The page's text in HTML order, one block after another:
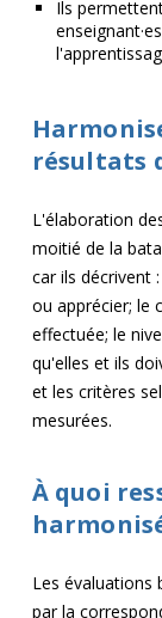
Ils
résultats
L'élaboration
moitié de la
car ils décrivent
ou apprécier; le
effectuée; le
qu'elles et ils
et les critères
mesurées.
À quoi
Les évaluations
par la